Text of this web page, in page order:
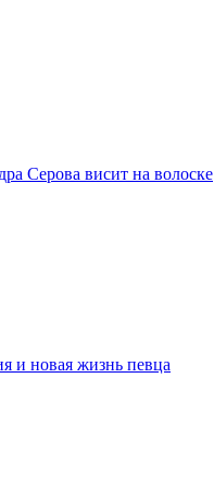
Серова висит на волоске
и новая жизнь певца